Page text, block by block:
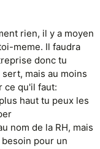
rien, il y a moyen
meme. Il faudra
donc tu
mais au moins
ce qu'il faut:
haut tu peux les
nom de la RH, mais
pour un